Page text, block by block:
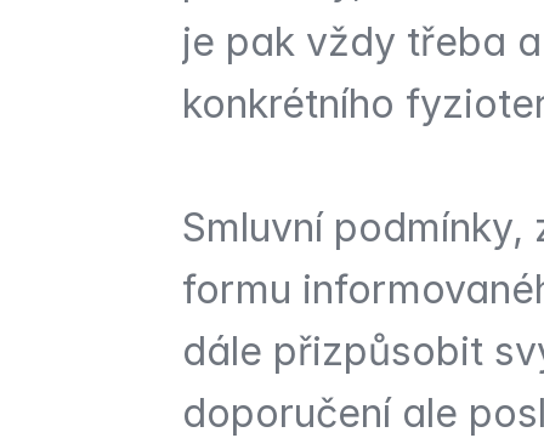
je pak vždy třeba
konkrétního
Smluvní
formu
dále přizpůsobit
doporučení ale